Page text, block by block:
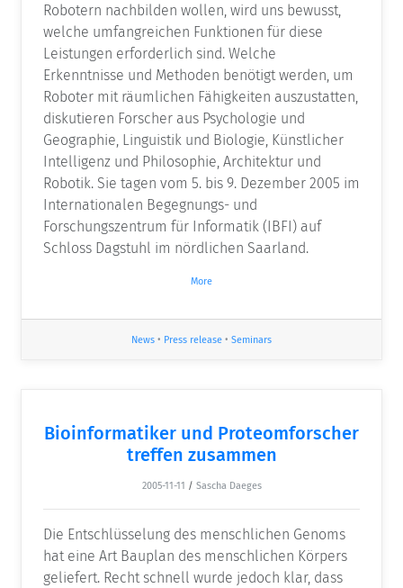
Robotern nachbilden wollen, wird uns bewusst,
welche umfangreichen Funktionen für diese
Leistungen erforderlich sind. Welche
Erkenntnisse und Methoden benötigt werden, um
Roboter mit räumlichen Fähigkeiten auszustatten,
diskutieren Forscher aus Psychologie und
Geographie, Linguistik und Biologie, Künstlicher
Intelligenz und Philosophie, Architektur und
Robotik. Sie tagen vom 5. bis 9. Dezember 2005 im
Internationalen Begegnungs- und
Forschungszentrum für Informatik (IBFI) auf
Schloss Dagstuhl im nördlichen Saarland.
More
News • Press release • Seminars
Bioinformatiker und Proteomforscher
treffen zusammen
2005-11-11 / Sascha Daeges
Die Entschlüsselung des menschlichen Genoms
hat eine Art Bauplan des menschlichen Körpers
geliefert. Recht schnell wurde jedoch klar, dass